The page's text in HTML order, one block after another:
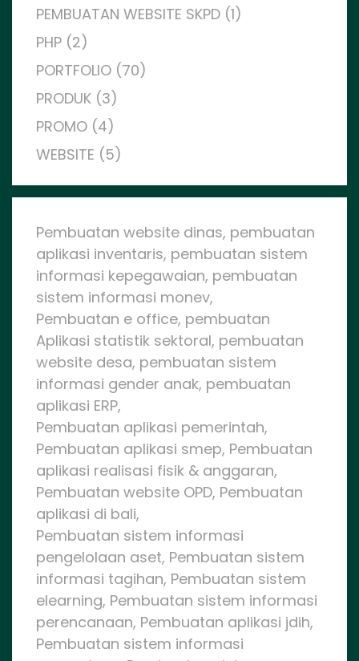
PEMBUATAN WEBSITE SKPD (1)
PHP (2)
PORTFOLIO (70)
PRODUK (3)
PROMO (4)
WEBSITE (5)
Pembuatan website dinas, pembuatan
aplikasi inventaris, pembuatan sistem
informasi kepegawaian, pembuatan
sistem informasi monev,
Pembuatan e office, pembuatan
Aplikasi statistik sektoral, pembuatan
website desa, pembuatan sistem
informasi gender anak, pembuatan
aplikasi ERP,
Pembuatan aplikasi pemerintah,
Pembuatan aplikasi smep, Pembuatan
aplikasi realisasi fisik & anggaran,
Pembuatan website OPD, Pembuatan
aplikasi di bali,
Pembuatan sistem informasi
pengelolaan aset, Pembuatan sistem
informasi tagihan, Pembuatan sistem
elearning, Pembuatan sistem informasi
perencanaan, Pembuatan aplikasi jdih,
Pembuatan sistem informasi